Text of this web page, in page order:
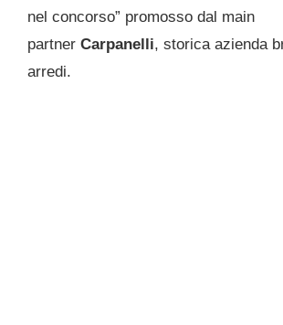
nel concorso” promosso dal main
partner Carpanelli, storica azienda
arredi.